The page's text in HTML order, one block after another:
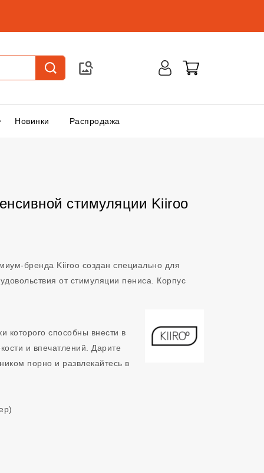
Новинки Распродажа
стимуляции Kiiroo
бренда Kiiroo создан специально для
от стимуляции пениса. Корпус
которого способны внести в
и впечатлений. Дарите
порно и развлекайтесь в